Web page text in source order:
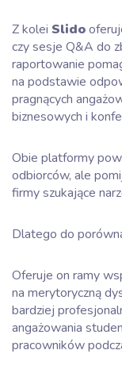
Z kolei Slido
czy sesje Q&A do
raportowanie
na podstawie
pragnących
biznesowych i
Obie platformy
odbiorców, ale
firmy szukające
Dlatego do
Oferuje on ramy
na merytoryczną
bardziej
angażowania
pracowników